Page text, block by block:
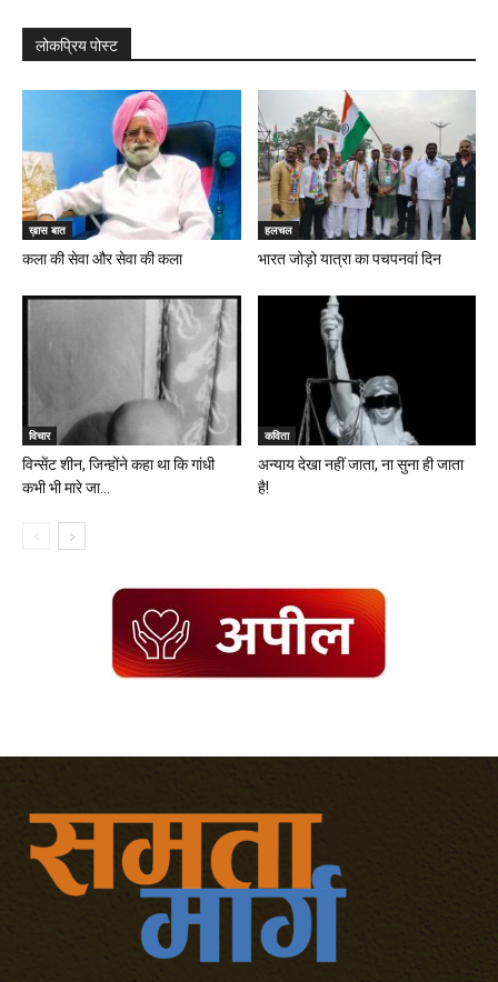
लोकप्रिय पोस्ट
ख़ास बात
कला की सेवा और सेवा की कला
हलचल
भारत जोड़ो यात्रा का पचपनवां दिन
विचार
विन्सेंट शीन, जिन्होंने कहा था कि गांधी
कभी भी मारे जा...
कविता
अन्याय देखा नहीं जाता, ना सुना ही जाता
है!